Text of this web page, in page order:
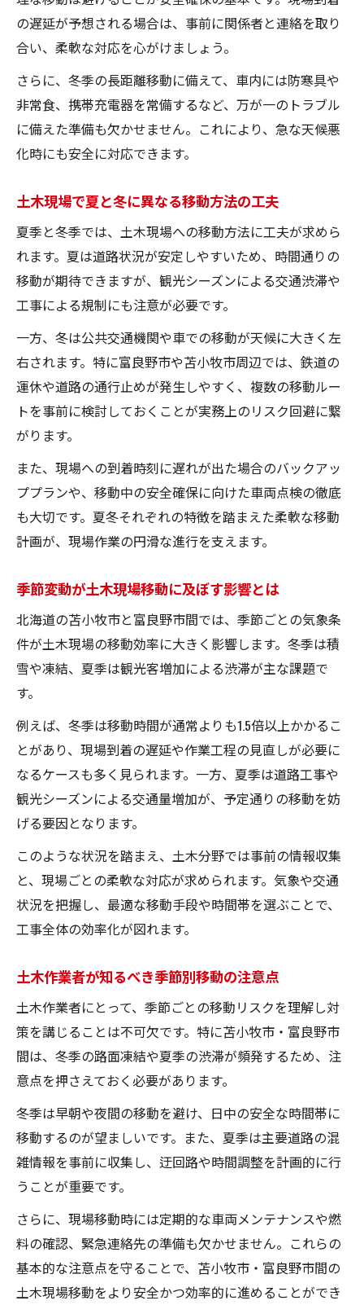
の遅延が予想される場合は、事前に関係者と連絡を取り
合い、柔軟な対応を心がけましょう。
さらに、冬季の長距離移動に備えて、車内には防寒具や
非常食、携帯充電器を常備するなど、万が一のトラブル
に備えた準備も欠かせません。これにより、急な天候悪
化時にも安全に対応できます。
土木現場で夏と冬に異なる移動方法の工夫
夏季と冬季では、土木現場への移動方法に工夫が求めら
れます。夏は道路状況が安定しやすいため、時間通りの
移動が期待できますが、観光シーズンによる交通渋滞や
工事による規制にも注意が必要です。
一方、冬は公共交通機関や車での移動が天候に大きく左
右されます。特に富良野市や苫小牧市周辺では、鉄道の
運休や道路の通行止めが発生しやすく、複数の移動ルー
トを事前に検討しておくことが実務上のリスク回避に繋
がります。
また、現場への到着時刻に遅れが出た場合のバックアッ
ププランや、移動中の安全確保に向けた車両点検の徹底
も大切です。夏冬それぞれの特徴を踏まえた柔軟な移動
計画が、現場作業の円滑な進行を支えます。
季節変動が土木現場移動に及ぼす影響とは
北海道の苫小牧市と富良野市間では、季節ごとの気象条
件が土木現場の移動効率に大きく影響します。冬季は積
雪や凍結、夏季は観光客増加による渋滞が主な課題で
す。
例えば、冬季は移動時間が通常よりも1.5倍以上かかるこ
とがあり、現場到着の遅延や作業工程の見直しが必要に
なるケースも多く見られます。一方、夏季は道路工事や
観光シーズンによる交通量増加が、予定通りの移動を妨
げる要因となります。
このような状況を踏まえ、土木分野では事前の情報収集
と、現場ごとの柔軟な対応が求められます。気象や交通
状況を把握し、最適な移動手段や時間帯を選ぶことで、
工事全体の効率化が図れます。
土木作業者が知るべき季節別移動の注意点
土木作業者にとって、季節ごとの移動リスクを理解し対
策を講じることは不可欠です。特に苫小牧市・富良野市
間は、冬季の路面凍結や夏季の渋滞が頻発するため、注
意点を押さえておく必要があります。
冬季は早朝や夜間の移動を避け、日中の安全な時間帯に
移動するのが望ましいです。また、夏季は主要道路の混
雑情報を事前に収集し、迂回路や時間調整を計画的に行
うことが重要です。
さらに、現場移動時には定期的な車両メンテナンスや燃
料の確認、緊急連絡先の準備も欠かせません。これらの
基本的な注意点を守ることで、苫小牧市・富良野市間の
土木現場移動をより安全かつ効率的に進めることができ